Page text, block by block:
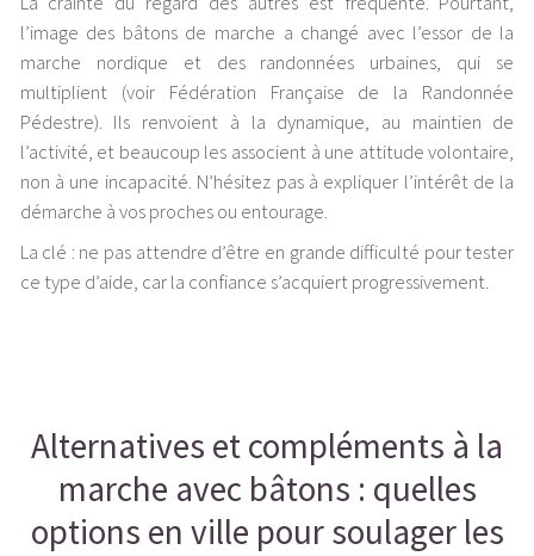
l’image des bâtons de marche a changé avec l’essor de la
marche nordique et des randonnées urbaines, qui se
multiplient (voir Fédération Française de la Randonnée
Pédestre). Ils renvoient à la dynamique, au maintien de
l’activité, et beaucoup les associent à une attitude volontaire,
non à une incapacité. N’hésitez pas à expliquer l’intérêt de la
démarche à vos proches ou entourage.
La clé : ne pas attendre d’être en grande difficulté pour tester
ce type d’aide, car la confiance s’acquiert progressivement.
Alternatives et compléments à la
marche avec bâtons : quelles
options en ville pour soulager les